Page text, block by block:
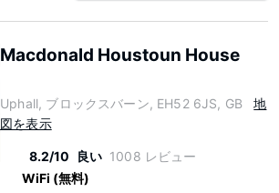
Macdonald Houstoun House
Uphall, ブロックスバーン, EH52 6JS, GB
地
図を表示
8.2/10 良い 1008 レビュー
WiFi (無料)